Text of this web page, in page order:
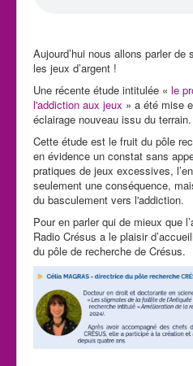
Aujourd’hui nous allons parler
les jeux d’argent !
Une récente étude intitulée « le
l'addiction aux jeux » a été mise
éclairage nouveau issu du terrain.
Cette étude est le fruit du pôle
en évidence un constat sans
pratiques de jeux excessives,
seulement une conséquence,
du basculement vers l'addiction.
Pour en parler qui de mieux que
Radio Crésus a le plaisir
du pôle de recherche de Crésus.